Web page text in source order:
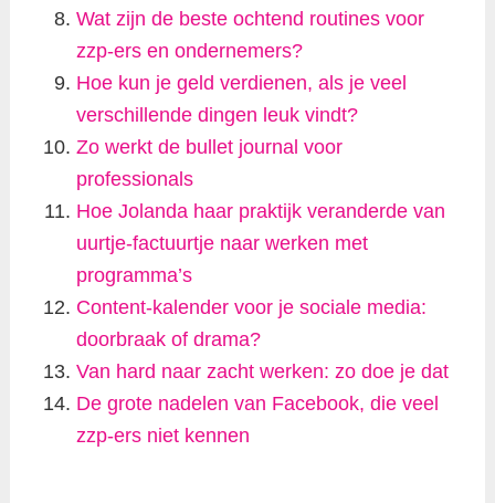
Wat zijn de beste ochtend routines voor
zzp-ers en ondernemers?
Hoe kun je geld verdienen, als je veel
verschillende dingen leuk vindt?
Zo werkt de bullet journal voor
professionals
Hoe Jolanda haar praktijk veranderde van
uurtje-factuurtje naar werken met
programma’s
Content-kalender voor je sociale media:
doorbraak of drama?
Van hard naar zacht werken: zo doe je dat
De grote nadelen van Facebook, die veel
zzp-ers niet kennen